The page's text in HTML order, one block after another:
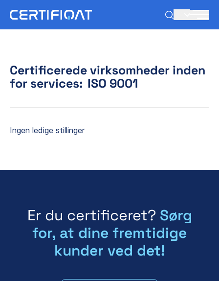
Certificerede virksomheder inden
for services: ISO 9001
Ingen ledige stillinger
Er du certificeret? Sørg
for, at dine fremtidige
kunder ved det!